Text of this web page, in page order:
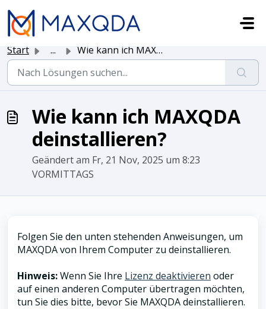
Zum hauptsächlichen Inhalt gehen
Start ... Wie kann ich MAXQDA deinstallieren?
Wie kann ich MAXQDA
deinstallieren?
Geändert am Fr, 21 Nov, 2025 um 8:23
VORMITTAGS
Folgen Sie den unten stehenden Anweisungen, um
MAXQDA von Ihrem Computer zu deinstallieren.
Hinweis:Wenn Sie Ihre Lizenz deaktivieren oder
auf einen anderen Computer übertragen möchten,
tun Sie dies bitte, bevor Sie MAXQDA deinstallieren.